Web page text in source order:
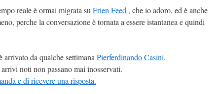
reale è ormai migrata su Frien Feed , che io adoro, ed è anche
perche la conversazione è tornata a essere istantanea e quindi
da qualche settimana Pierferdinando Casini.
noti non passano mai inosservati.
e di ricevere una risposta.